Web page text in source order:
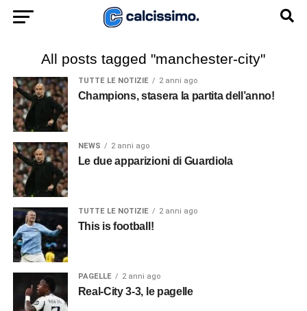
All posts tagged "manchester-city"
TUTTE LE NOTIZIE 2 anni ago
Champions, stasera la partita dell’anno!
NEWS 2 anni ago
Le due apparizioni di Guardiola
TUTTE LE NOTIZIE 2 anni ago
This is football!
PAGELLE 2 anni ago
Real-City 3-3, le pagelle